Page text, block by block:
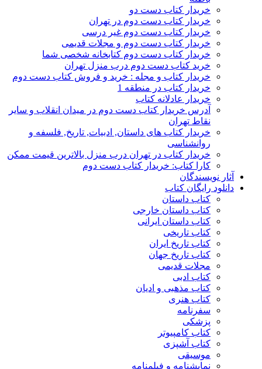
خریدار کتاب دست دو
خریدار کتاب دست دوم در تهران
خریدار کتاب دست دوم غیر درسی
خریدار کتاب دست دوم و مجلات قدیمی
خریدار کتاب دست دوم کتابخانه شخصی شما
خرید کتاب دست دوم درب منزل تهران
خریدار کتاب و مجله : خرید و فروش کتاب دست دوم
خریدار کتاب در منطقه 1
خریدار عادلانه کتاب
آدرس خریدار کتاب دست دوم در میدان انقلاب و سایر
نقاط تهران
خریدار کتاب های داستان, ادبیات, تاریخ, فلسفه و
روانشناسی
خریدار کتاب در تهران درب منزل بالاترین قیمت ممکن
کارا کتاب: خریدار کتاب دست دوم
آثار نویسندگان
دانلود رایگان کتاب
کتاب داستان
کتاب داستان خارجی
کتاب داستان ایرانی
کتاب تاریخی
کتاب تاریخ ایران
کتاب تاریخ جهان
مجلات قدیمی
کتاب ادبی
کتاب مذهبی و ادیان
کتاب هنری
سفرنامه
پزشکی
کتاب کامپیوتر
کتاب آشپزی
موسیقی
نمایشنامه و فیلمنامه